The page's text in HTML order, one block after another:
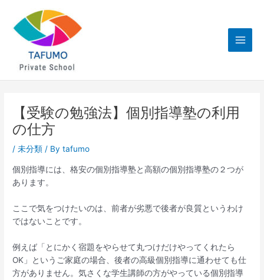
【受験の勉強法】個別指導塾の利用
の仕方
/未分類 / Bytafumo
個別指導には、格安の個別指導塾と高額の個別指導塾の２つが
あります。
ここで気をつけたいのは、前者が劣悪で後者が良質というわけ
ではないことです。
例えば「とにかく宿題をやらせて丸つけだけやってくれたら
OK」というご家庭の場合、後者の高級個別指導に通わせても仕
方がありません。気さくな学生講師の方がやっている個別指導